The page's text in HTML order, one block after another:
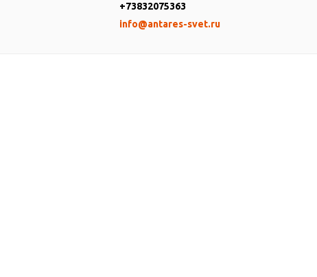
+73832075363
info@antares-svet.ru